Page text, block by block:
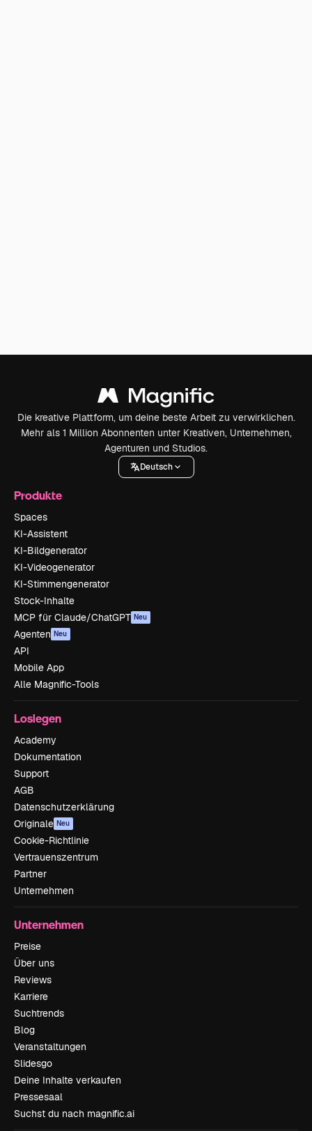
Die kreative Plattform, um deine beste Arbeit zu verwirklichen.
Mehr als 1 Million Abonnenten unter Kreativen, Unternehmen,
Agenturen und Studios.
Deutsch
Produkte
Spaces
KI-Assistent
KI-Bildgenerator
KI-Videogenerator
KI-Stimmengenerator
Stock-Inhalte
MCP für Claude/ChatGPT Neu
Agenten Neu
API
Mobile App
Alle Magnific-Tools
Loslegen
Academy
Dokumentation
Support
AGB
Datenschutzerklärung
Originale Neu
Cookie-Richtlinie
Vertrauenszentrum
Partner
Unternehmen
Unternehmen
Preise
Über uns
Reviews
Karriere
Suchtrends
Blog
Veranstaltungen
Slidesgo
Deine Inhalte verkaufen
Pressesaal
Suchst du nach magnific.ai